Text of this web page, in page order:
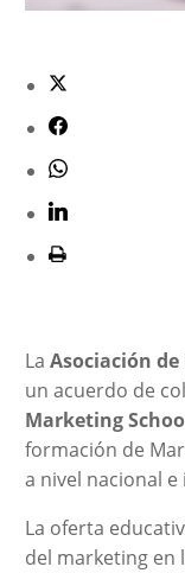
La Asociación
un acuerdo de
Marketing
formación de
a nivel nacional
La oferta
del marketing en